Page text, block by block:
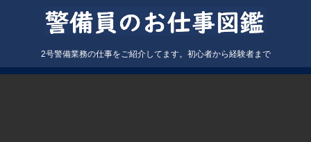
2号警備業務の仕事をご紹介してます。初心者から経験者まで